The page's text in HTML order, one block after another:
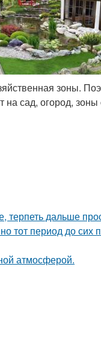
зоны.
сад, огород, зоны
дальше
тот период до сих
атмосферой.